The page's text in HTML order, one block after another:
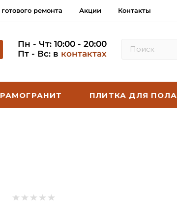
ремонта Акции Контакты
Пн - Чт: 10:00 - 20:00
Пт - Вс: в контактах
ПЛИТКА ДЛЯ ПОЛА